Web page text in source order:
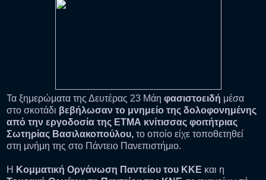
Τα ξημερώματα της Δευτέρας 23 Μάη φασιστοειδή μέσα
στο σκοτάδι βεβήλωσαν το μνημείο της δολοφονημένης
από την εργοδοσία της ΕΤΜΑ κνίτισσας φοιτήτριας
Σωτηρίας Βασιλακοπούλου, το οποίο είχε τοποθετηθεί
στη μνήμη της στο Πάντειο Πανεπιστήμιο.
Η Κομματική Οργάνωση Παντείου του ΚΚΕ και η